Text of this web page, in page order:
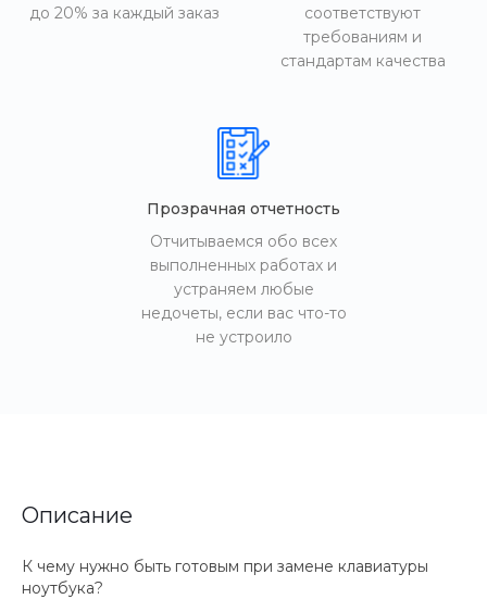
до 20% за каждый заказ
соответствуют
требованиям и
стандартам качества
Прозрачная отчетность
Отчитываемся обо всех
выполненных работах и
устраняем любые
недочеты, если вас что-то
не устроило
Описание
К чему нужно быть готовым при замене клавиатуры
ноутбука?